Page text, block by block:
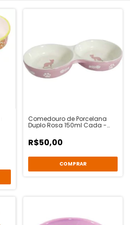
Comedouro de Porcelana
Duplo Rosa 150ml Cada -
R$50,00